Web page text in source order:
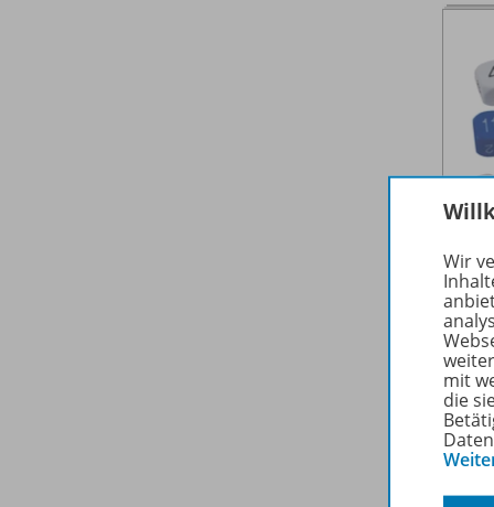
Wir
mit
die